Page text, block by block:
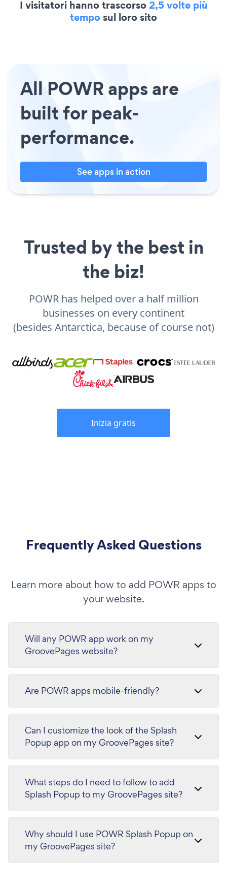
I visitatori hanno trascorso2,5 volte più
temposul loro sito
All POWR apps are
built for peak-
performance.
See apps in action
Trusted by the best in
the biz!
POWR has helped over a half million
businesses on every continent
(besides Antarctica, because of course not)
Inizia gratis
Frequently Asked Questions
Learn more about how to add POWR apps to
your website.
Will any POWR app work on my
GroovePages website?
Are POWR apps mobile-friendly?
Can I customize the look of the Splash
Popup app on my GroovePages site?
What steps do I need to follow to add
Splash Popup to my GroovePages site?
Why should I use POWR Splash Popup on
my GroovePages site?